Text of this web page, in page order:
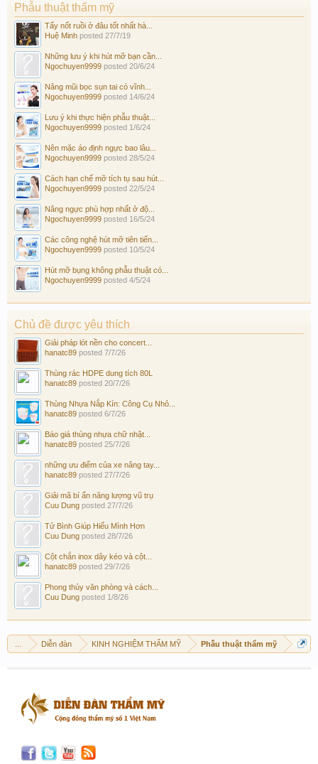
Phẫu thuật thẩm mỹ
Tẩy nốt ruồi ở đâu tốt nhất hà...
Huệ Minh posted 27/7/19
Những lưu ý khi hút mỡ bạn cần...
Ngochuyen9999 posted 20/6/24
Nâng mũi bọc sụn tai có vĩnh...
Ngochuyen9999 posted 14/6/24
Lưu ý khi thực hiện phẫu thuật...
Ngochuyen9999 posted 1/6/24
Nên mặc áo định ngực bao lâu...
Ngochuyen9999 posted 28/5/24
Cách hạn chế mỡ tích tụ sau hút...
Ngochuyen9999 posted 22/5/24
Nâng ngực phù hợp nhất ở độ...
Ngochuyen9999 posted 16/5/24
Các công nghệ hút mỡ tiên tiến...
Ngochuyen9999 posted 10/5/24
Hút mỡ bụng không phẫu thuật có...
Ngochuyen9999 posted 4/5/24
Chủ đề được yêu thích
Giải pháp lót nền cho concert...
hanatc89 posted 7/7/26
Thùng rác HDPE dung tích 80L
hanatc89 posted 20/7/26
Thùng Nhựa Nắp Kín: Công Cụ Nhỏ...
hanatc89 posted 6/7/26
Báo giá thùng nhựa chữ nhật...
hanatc89 posted 25/7/26
những ưu điểm của xe nâng tay...
hanatc89 posted 27/7/26
Giải mã bí ẩn năng lượng vũ trụ
Cuu Dung posted 27/7/26
Tử Bình Giúp Hiểu Mình Hơn
Cuu Dung posted 28/7/26
Cột chắn inox dây kéo và cột...
hanatc89 posted 29/7/26
Phong thủy văn phòng và cách...
Cuu Dung posted 1/8/26
Diễn đàn KINH NGHIỆM THẨM MỸ Phẫu thuật thẩm mỹ